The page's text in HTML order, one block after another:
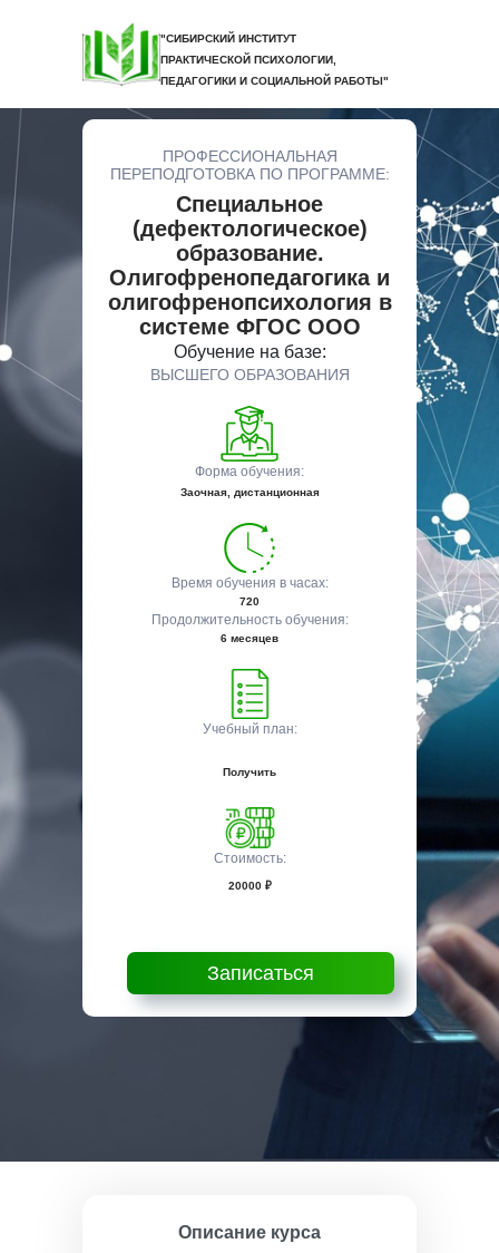
"СИБИРСКИЙ ИНСТИТУТ
ПРАКТИЧЕСКОЙ ПСИХОЛОГИИ,
ПЕДАГОГИКИ И СОЦИАЛЬНОЙ РАБОТЫ"
ПРОФЕССИОНАЛЬНАЯ
ПЕРЕПОДГОТОВКА ПО ПРОГРАММЕ:
Специальное
(дефектологическое)
образование.
Олигофренопедагогика и
олигофренопсихология в
системе ФГОС ООО
Обучение на базе:
ВЫСШЕГО ОБРАЗОВАНИЯ
Форма обучения:
Заочная, дистанционная
Время обучения в часах:
720
Продолжительность обучения:
6 месяцев
Учебный план:
Получить
Стоимость:
20000 ₽
Записаться
Описание курса